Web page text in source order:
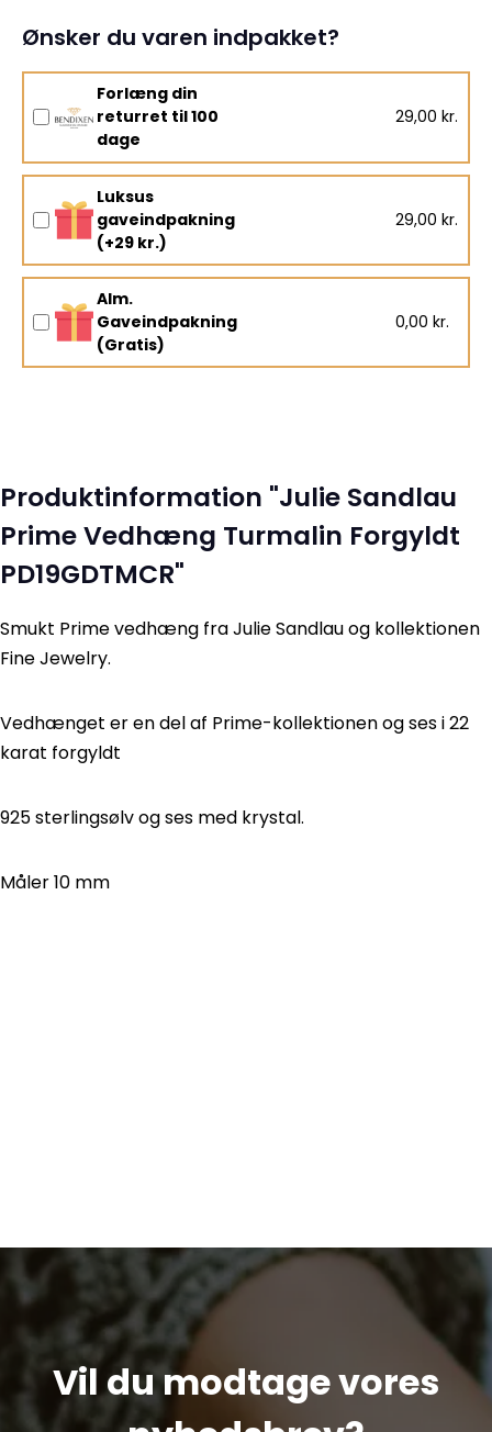
Ønsker du varen indpakket?
Forlæng din
returret til 100
dage
29,00 kr.
Luksus
gaveindpakning
(+29 kr.)
29,00 kr.
Alm.
Gaveindpakning
(Gratis)
0,00 kr.
Produktinformation "Julie Sandlau
Prime Vedhæng Turmalin Forgyldt
PD19GDTMCR"
Smukt Prime vedhæng fra Julie Sandlau og kollektionen
Fine Jewelry.
Vedhænget er en del af Prime-kollektionen og ses i 22
karat forgyldt
925 sterlingsølv og ses med krystal.
Måler 10 mm
Vil du modtage vores